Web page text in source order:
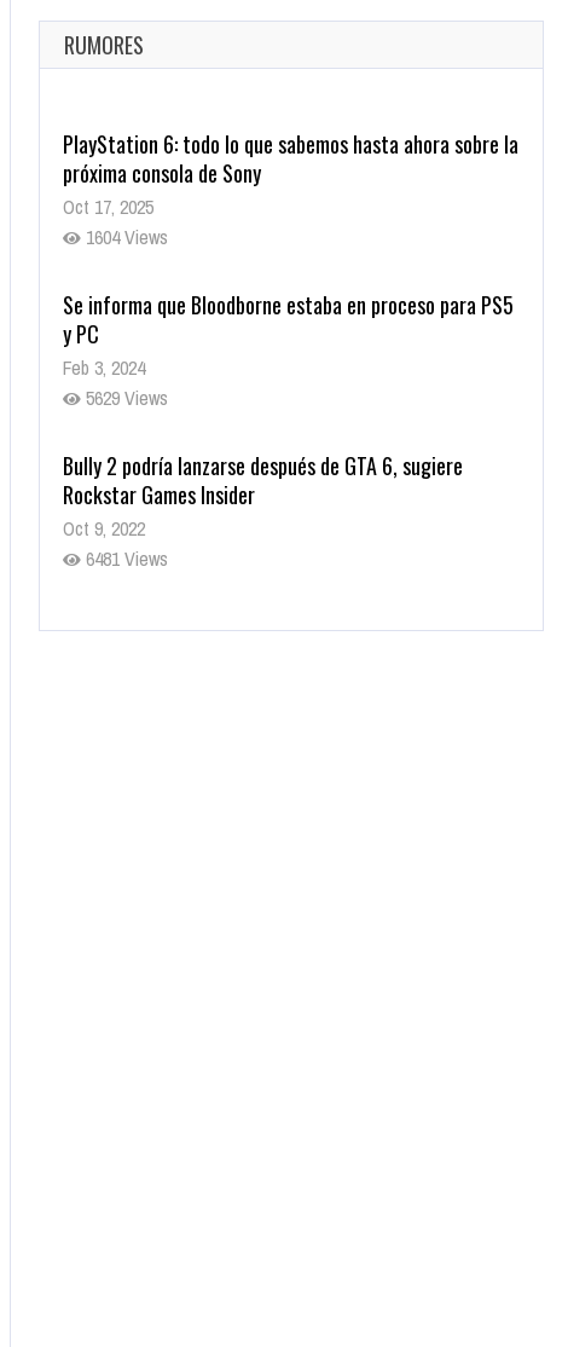
Ago 8, 2021
10003 Views
RUMORES
PlayStation 6: todo lo que sabemos hasta ahora sobre la
próxima consola de Sony
Oct 17, 2025
1604 Views
Se informa que Bloodborne estaba en proceso para PS5
y PC
Feb 3, 2024
5629 Views
Bully 2 podría lanzarse después de GTA 6, sugiere
Rockstar Games Insider
Oct 9, 2022
6481 Views
Rumor: Se filtran los primeros detalles de Resident Evil